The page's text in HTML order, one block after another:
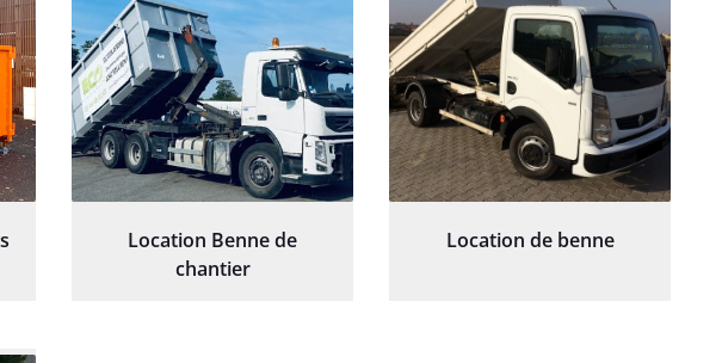
Location Benne de
chantier
Location de benne
exceptionnel. L'équipe a
travaillé de manière efficace
et professionnelle, laissant
notre jardin impeccable et
prêt pour notre nouveau
projet d'aménagement
paysager.
Service rapide et efficace. Je
recommande sans
hésitation.